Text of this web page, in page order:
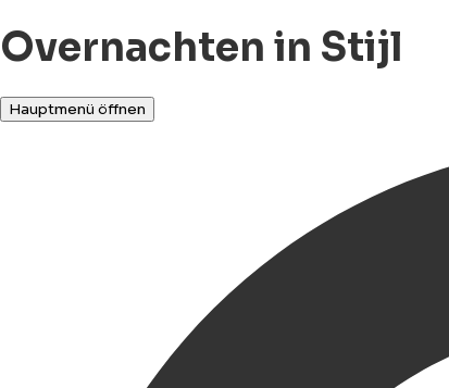
Overnachten in Stijl
Hauptmenü öffnen